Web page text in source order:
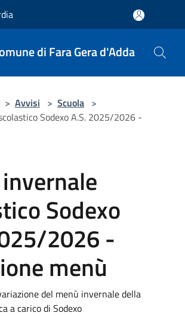
di Fara Gera d'Adda
> Avvisi > Scuola >
Sodexo A.S. 2025/2026 -
Sodexo
2026 -
menù
del menù invernale della
a carico di Sodexo